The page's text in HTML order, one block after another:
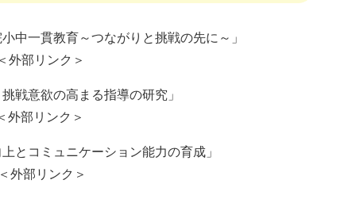
中一貫教育～つながりと挑戦の先に～」
＜外部リンク＞
戦意欲の高まる指導の研究」
外部リンク＞
とコミュニケーション能力の育成」
＜外部リンク＞